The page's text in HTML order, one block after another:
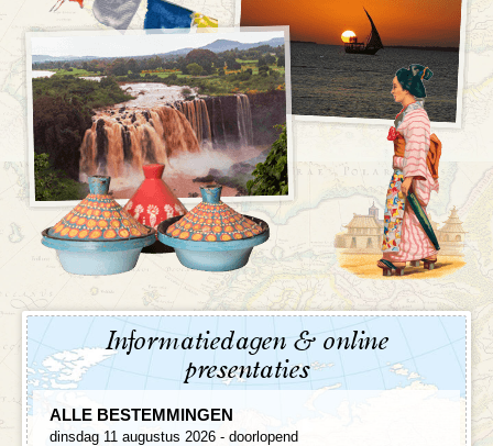
Informatiedagen & online
presentaties
ALLE BESTEMMINGEN
dinsdag 11 augustus 2026 - doorlopend